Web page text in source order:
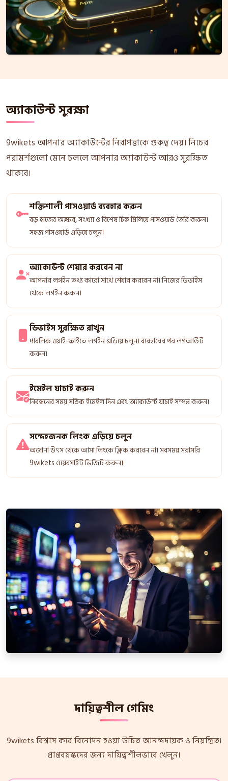
অ্যাকাউন্ট সুরক্ষা
9wikets আপনার অ্যাকাউন্টের নিরাপত্তাকে গুরুত্ব দেয়। নিচের
পরামর্শগুলো মেনে চললে আপনার অ্যাকাউন্ট আরও সুরক্ষিত
থাকবে।
শক্তিশালী পাসওয়ার্ড ব্যবহার করুন
বড় হাতের অক্ষর, সংখ্যা ও বিশেষ চিহ্ন মিলিয়ে পাসওয়ার্ড তৈরি করুন।
সহজ পাসওয়ার্ড এড়িয়ে চলুন।
অ্যাকাউন্ট শেয়ার করবেন না
আপনার লগইন তথ্য কারো সাথে শেয়ার করবেন না। নিজের ডিভাইস
থেকে লগইন করুন।
ডিভাইস সুরক্ষিত রাখুন
পাবলিক ওয়াই-ফাইতে লগইন এড়িয়ে চলুন। ব্যবহারের পর লগআউট
করুন।
ইমেইল যাচাই করুন
নিবন্ধনের সময় সঠিক ইমেইল দিন এবং অ্যাকাউন্ট যাচাই সম্পন্ন করুন।
সন্দেহজনক লিংক এড়িয়ে চলুন
অজানা উৎস থেকে আসা লিংকে ক্লিক করবেন না। সবসময় সরাসরি
9wikets ওয়েবসাইট ভিজিট করুন।
দায়িত্বশীল গেমিং
9wikets বিশ্বাস করে বিনোদন হওয়া উচিত আনন্দদায়ক ও নিয়ন্ত্রিত।
প্রাপ্তবয়স্কদের জন্য দায়িত্বশীলভাবে খেলুন।